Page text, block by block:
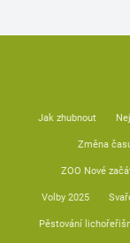
Jak zhubnout
Změna
ZOO Nové
Volby 2025
Pěstování